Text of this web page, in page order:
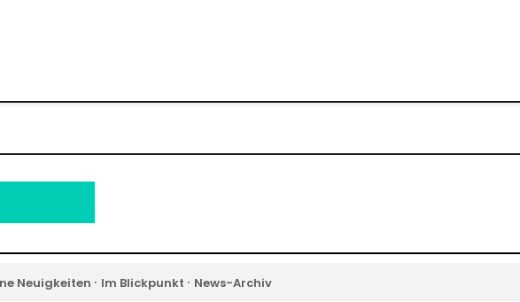
Neuigkeiten · Im Blickpunkt · News-Archiv